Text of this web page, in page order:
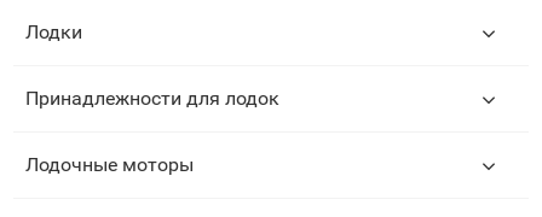
Лодки
Принадлежности для лодок
Лодочные моторы